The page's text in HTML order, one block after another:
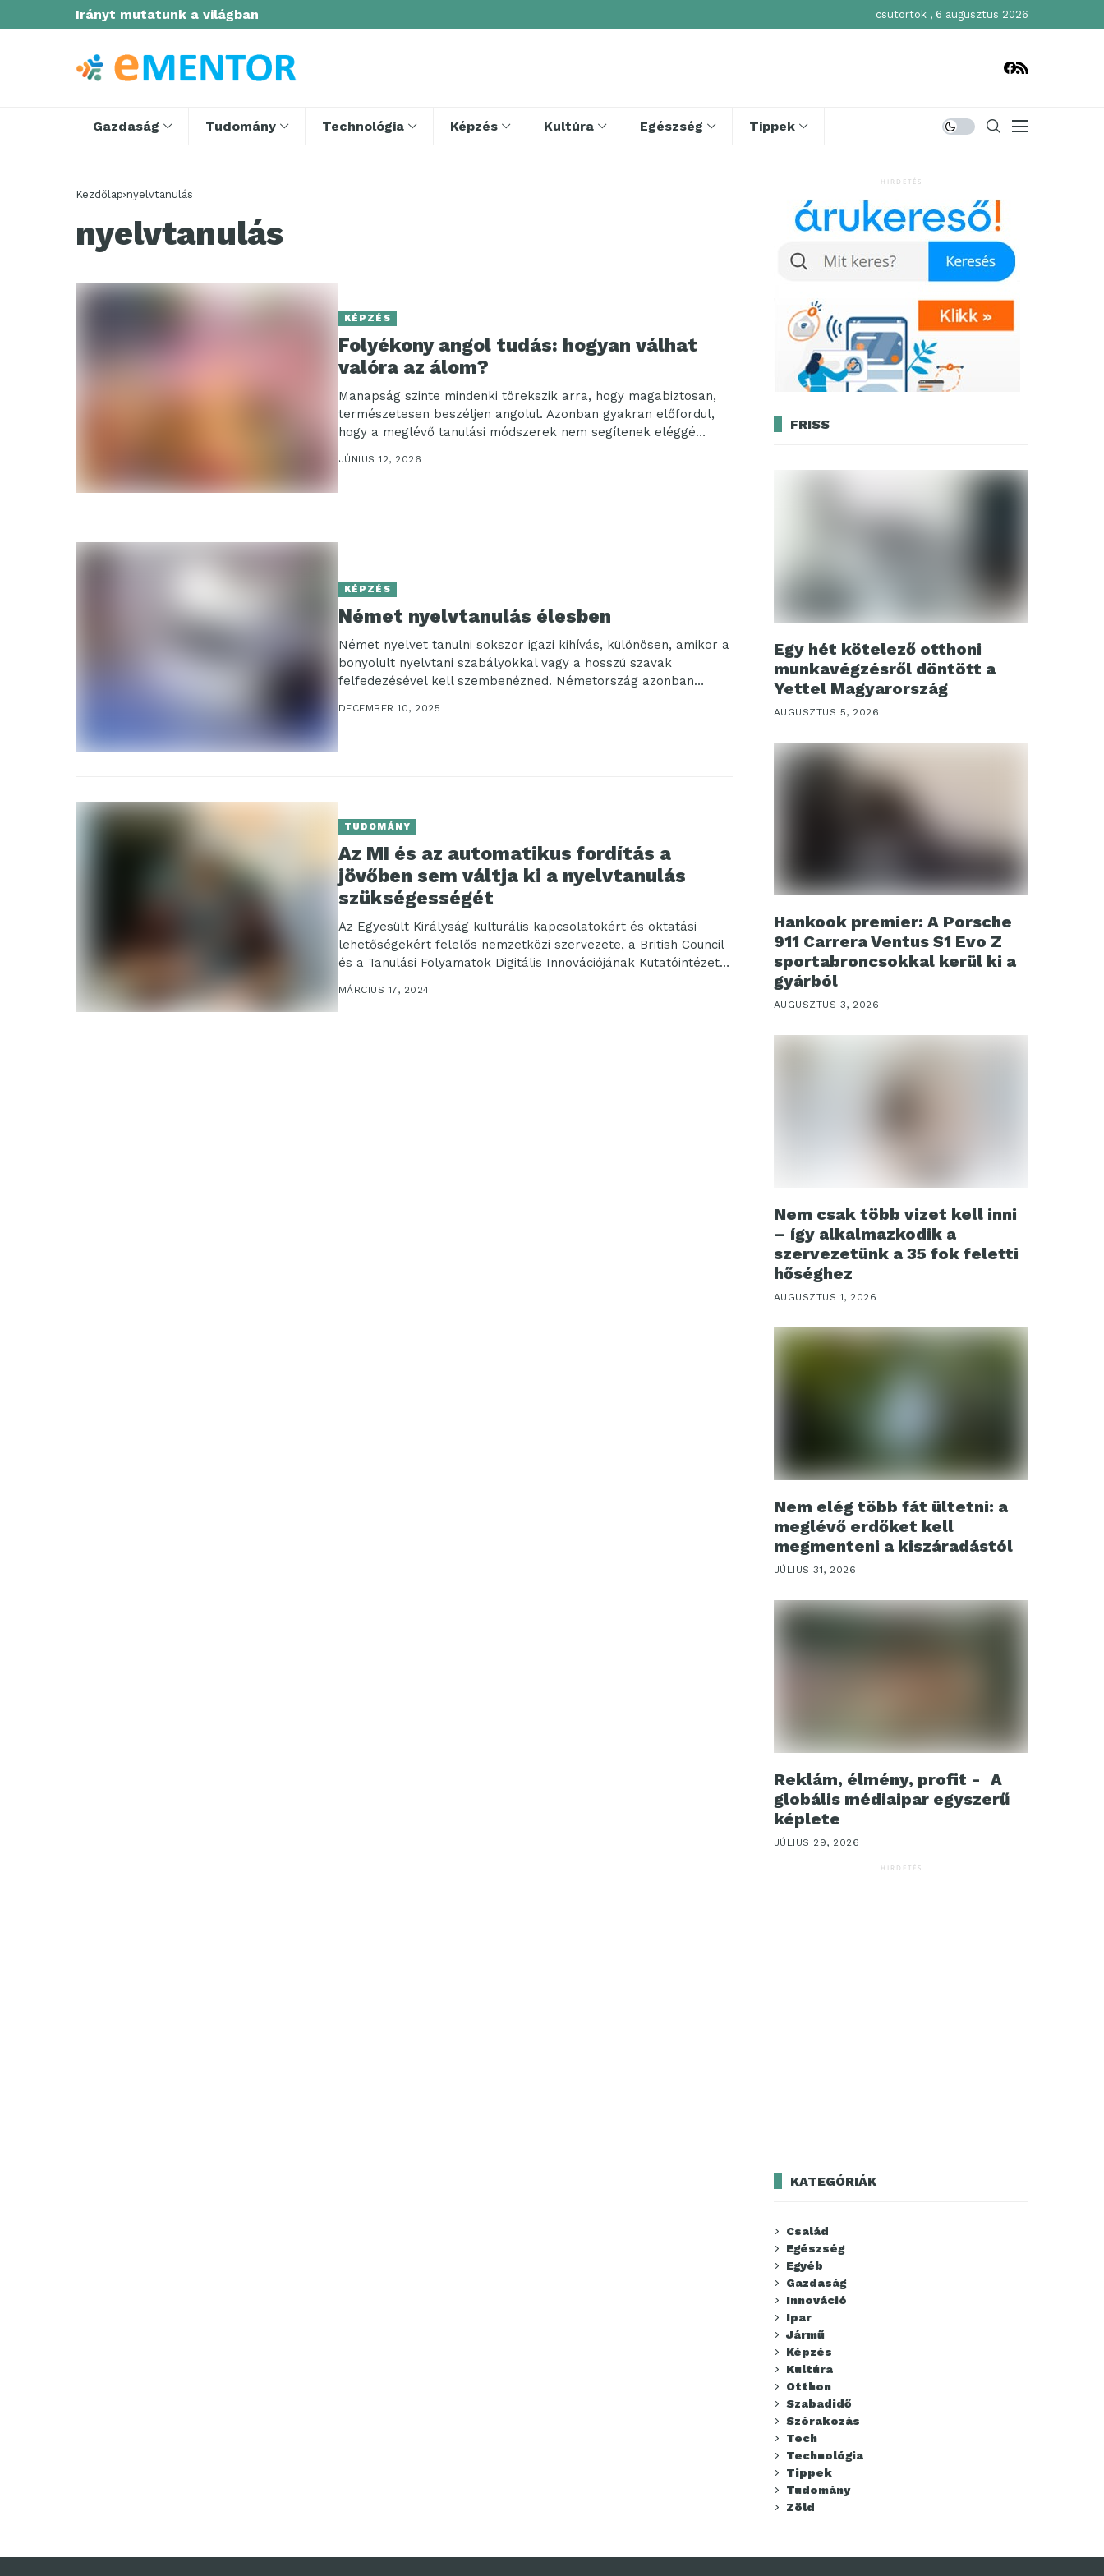
Irányt mutatunk a világban csütörtök , 6 augusztus 2026
Gazdaság Tudomány Technológia Képzés Kultúra Egészség Tippek
Kezdőlap nyelvtanulás
nyelvtanulás
KÉPZÉS
Folyékony angol tudás: hogyan válhat
valóra az álom?
Manapság szinte mindenki törekszik arra, hogy magabiztosan,
természetesen beszéljen angolul. Azonban gyakran előfordul,
hogy a meglévő tanulási módszerek nem segítenek eléggé
ebben az...
JÚNIUS 12, 2026
KÉPZÉS
Német nyelvtanulás élesben
Német nyelvet tanulni sokszor igazi kihívás, különösen, amikor a
bonyolult nyelvtani szabályokkal vagy a hosszú szavak
felfedezésével kell szembenézned. Németország azonban
DECEMBER 10, 2025
TUDOMÁNY
Az MI és az automatikus fordítás a
jövőben sem váltja ki a nyelvtanulás
szükségességét
Az Egyesült Királyság kulturális kapcsolatokért és oktatási
lehetőségekért felelős nemzetközi szervezete, a British Council
és a Tanulási Folyamatok Digitális Innovációjának Kutatóintézete
MÁRCIUS 17, 2024
HIRDETÉS
FRISS
Egy hét kötelező otthoni
munkavégzésről döntött a
Yettel Magyarország
AUGUSZTUS 5, 2026
Hankook premier: A Porsche
911 Carrera Ventus S1 Evo Z
sportabroncsokkal kerül ki a
gyárból
AUGUSZTUS 3, 2026
Nem csak több vizet kell inni
– így alkalmazkodik a
szervezetünk a 35 fok feletti
hőséghez
AUGUSZTUS 1, 2026
Nem elég több fát ültetni: a
meglévő erdőket kell
megmenteni a kiszáradástól
JÚLIUS 31, 2026
Reklám, élmény, profit - A
globális médiaipar egyszerű
képlete
JÚLIUS 29, 2026
HIRDETÉS
KATEGÓRIÁK
Család
Egészség
Egyéb
Gazdaság
Innováció
Ipar
Jármű
Képzés
Kultúra
Otthon
Szabadidő
Szórakozás
Tech
Technológia
Tippek
Tudomány
Zöld